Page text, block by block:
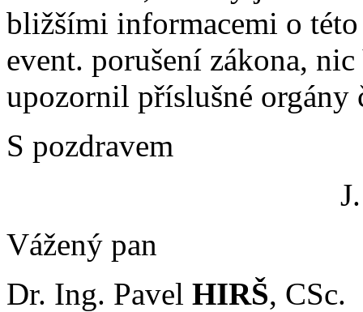
bližšími informacemi o
event. porušení zákona,
upozornil příslušné
S pozdravem
Vážený pan
Dr. Ing. Pavel HIRŠ, CSc.